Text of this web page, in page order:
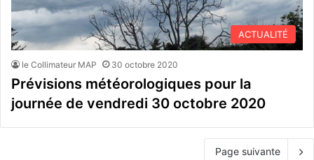
ACTUALITÉ
le Collimateur MAP 30 octobre 2020
Prévisions météorologiques pour la
journée de vendredi 30 octobre 2020
Page suivante